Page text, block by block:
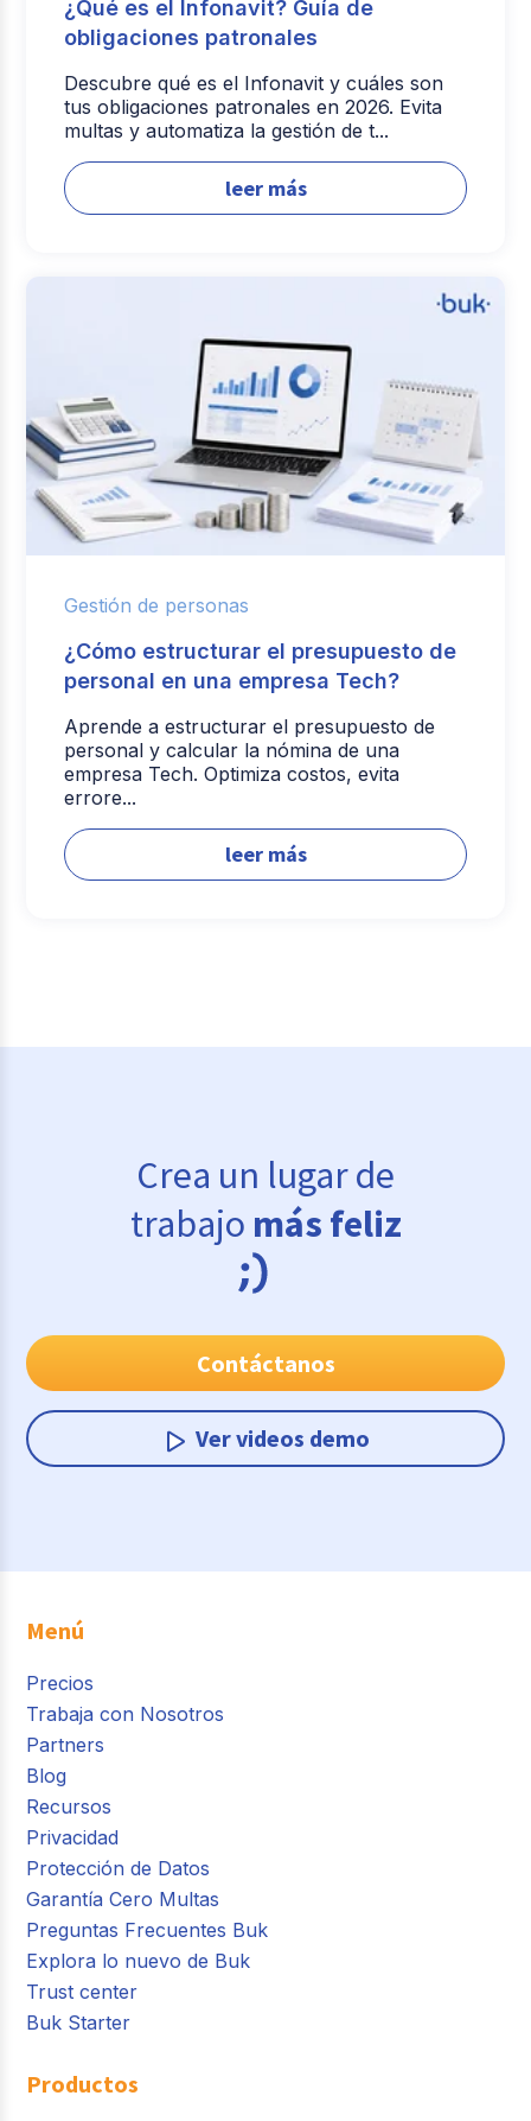
¿Qué es el Infonavit? Guía de
obligaciones patronales
Descubre qué es el Infonavit y cuáles son
tus obligaciones patronales en 2026. Evita
multas y automatiza la gestión de t...
leer más
Gestión de personas
¿Cómo estructurar el presupuesto de
personal en una empresa Tech?
Aprende a estructurar el presupuesto de
personal y calcular la nómina de una
empresa Tech. Optimiza costos, evita
errore...
leer más
Crea un lugar de
trabajo más feliz
Contáctanos
Ver videos demo
Menú
Precios
Trabaja con Nosotros
Partners
Blog
Recursos
Privacidad
Protección de Datos
Garantía Cero Multas
Preguntas Frecuentes Buk
Explora lo nuevo de Buk
Trust center
Buk Starter
Productos